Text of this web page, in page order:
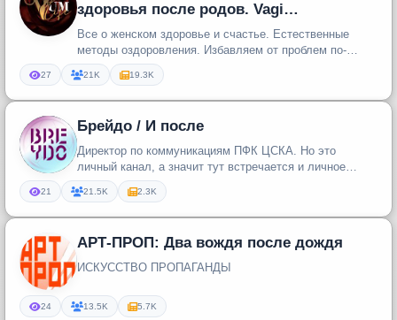
здоровья после родов. Vagi
ногимнастика
Все о женском здоровье и счастье. Естественные
методы оздоровления. Избавляем от проблем по-
женски без операций и уколов...
27 21K 19.3K
Брейдо / И после
Директор по коммуникациям ПФК ЦСКА. Но это
личный канал, а значит тут встречается и личное
мнение) Просьба СМИ: из ком...
21 21.5K 2.3K
АРТ-ПРОП: Два вождя после дождя
ИСКУССТВО ПРОПАГАНДЫ
24 13.5K 5.7K